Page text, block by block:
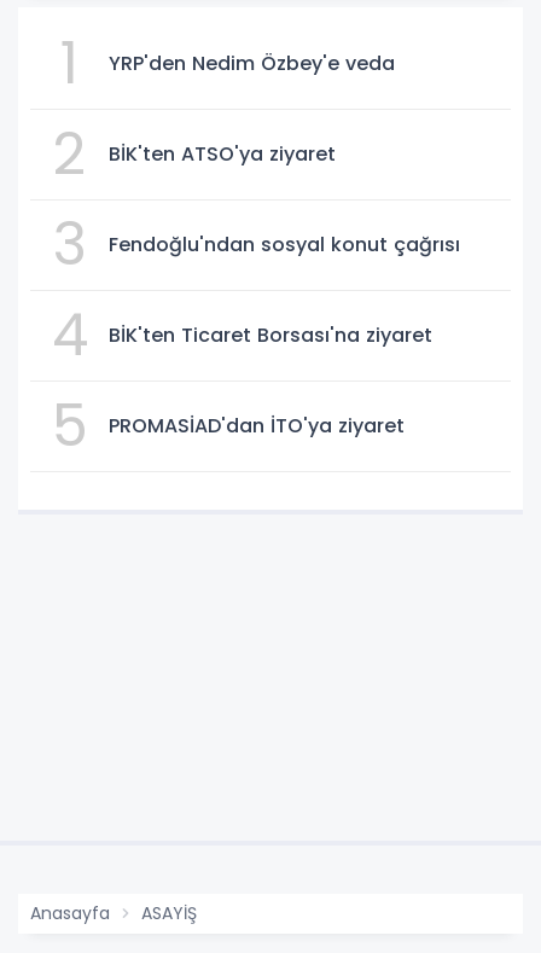
1 YRP'den Nedim Özbey'e veda
2 BİK'ten ATSO'ya ziyaret
3 Fendoğlu'ndan sosyal konut çağrısı
4 BİK'ten Ticaret Borsası'na ziyaret
5 PROMASİAD'dan İTO'ya ziyaret
Anasayfa ASAYİŞ